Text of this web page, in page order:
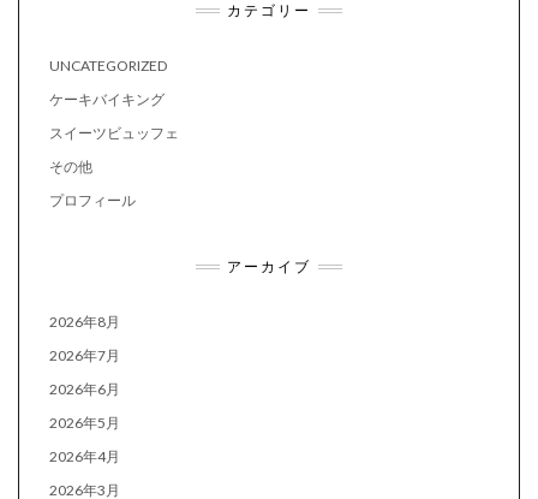
カテゴリー
UNCATEGORIZED
ケーキバイキング
スイーツビュッフェ
その他
プロフィール
アーカイブ
2026年8月
2026年7月
2026年6月
2026年5月
2026年4月
2026年3月